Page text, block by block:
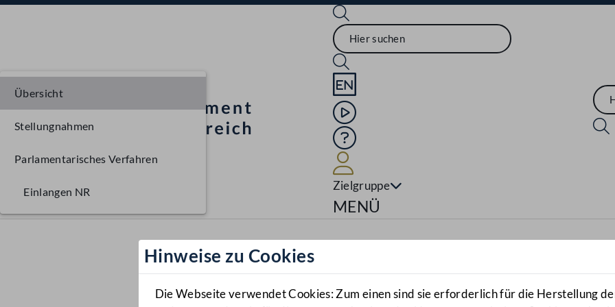
Sprache English
Mediathek
Hilfe
Zielgruppe
Navigationsmenü öffnen
MENÜ
Hinweise zu Cookies
Die Webseite verwendet Cookies: Zum einen sind sie erforderlich für die Herstellung
Übersicht
Stellungnahmen
Parlamentarisches Verfahren
Einlangen NR